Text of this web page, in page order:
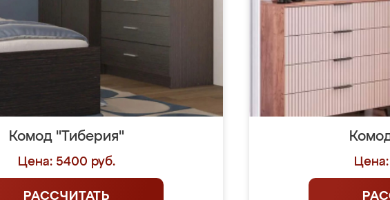
Комод "Тиберия"
Цена: 5400 руб.
РАССЧИТАТЬ